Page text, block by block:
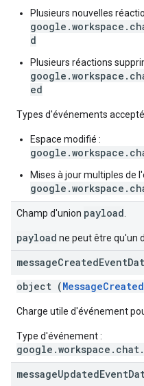
Plusieurs nouvelles
d
Plusieurs réactions
ed
Types d'événements
Espace modifié :
Mises à jour multiples de
Champ d'union payload
payload ne peut être qu'un
messageCreatedEvent
object (
Charge utile d'événement
Type d'événement :
messageUpdatedEvent